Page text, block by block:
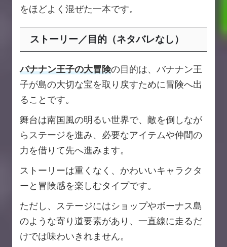
をほどよく混ぜた一本です。
ストーリー／目的（ネタバレなし）
バナナン王子の大冒険の目的は、バナナン王
子が島の大切な宝を取り戻すために冒険へ出
ることです。
舞台は南国風の明るい世界で、敵を倒しなが
らステージを進み、必要なアイテムや仲間の
力を借りて先へ進みます。
ストーリーは重くなく、かわいいキャラクタ
ーと冒険感を楽しむタイプです。
ただし、ステージにはショップやボーナス島
のような寄り道要素があり、一直線に走るだ
けでは味わいきれません。